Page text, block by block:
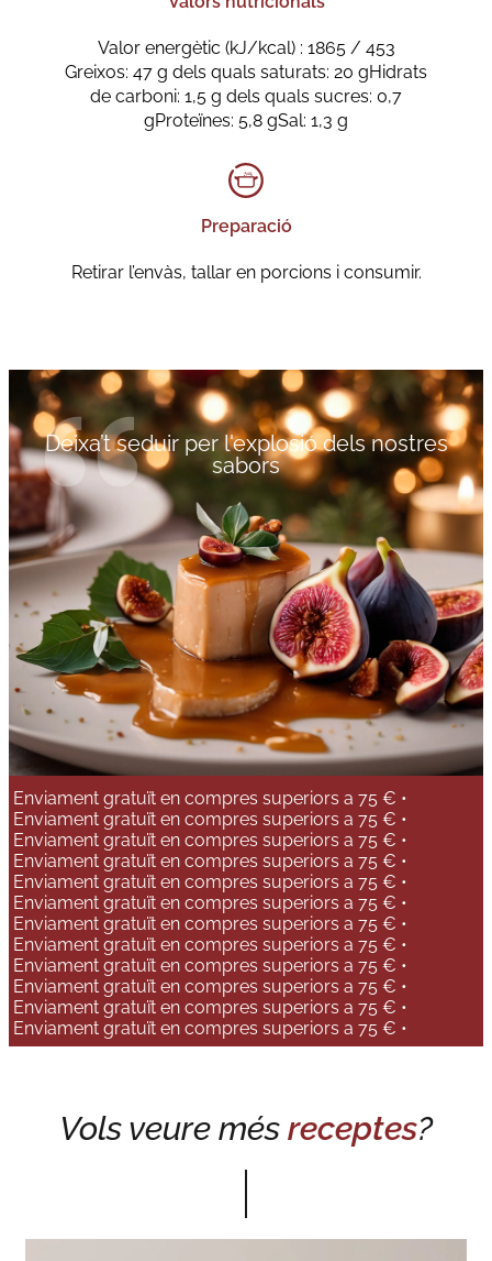
Valor energètic (kJ/kcal) : 1865 / 453
Greixos: 47 g dels quals saturats: 20 gHidrats
de carboni: 1,5 g dels quals sucres: 0,7
gProteïnes: 5,8 gSal: 1,3 g
Preparació
Retirar l’envàs, tallar en porcions i consumir.
Deixa’t seduir per l'explosió dels nostres
sabors
Enviament gratuït en compres superiors a 75 € •
Enviament gratuït en compres superiors a 75 € •
Enviament gratuït en compres superiors a 75 € •
Enviament gratuït en compres superiors a 75 € •
Enviament gratuït en compres superiors a 75 € •
Enviament gratuït en compres superiors a 75 € •
Enviament gratuït en compres superiors a 75 € •
Enviament gratuït en compres superiors a 75 € •
Enviament gratuït en compres superiors a 75 € •
Enviament gratuït en compres superiors a 75 € •
Enviament gratuït en compres superiors a 75 € •
Enviament gratuït en compres superiors a 75 € •
Vols veure més receptes?